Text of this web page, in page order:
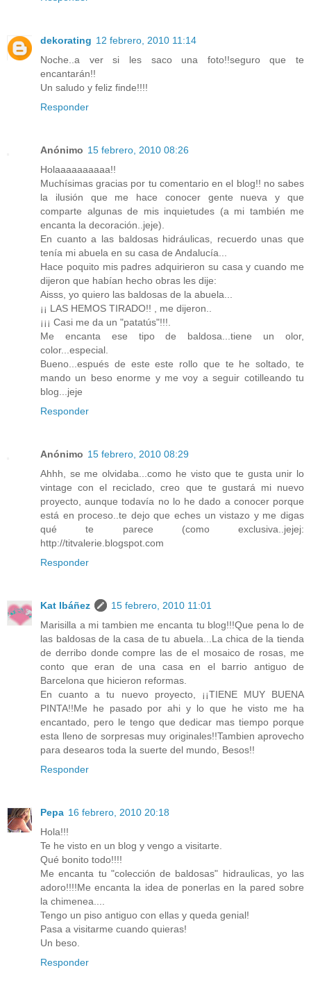
dekorating 12 febrero, 2010 11:14
Noche..a ver si les saco una foto!!seguro que te
encantarán!!
Un saludo y feliz finde!!!!
Responder
Anónimo 15 febrero, 2010 08:26
Holaaaaaaaaaa!!
Muchísimas gracias por tu comentario en el blog!! no sabes
la ilusión que me hace conocer gente nueva y que
comparte algunas de mis inquietudes (a mi también me
encanta la decoración..jeje).
En cuanto a las baldosas hidráulicas, recuerdo unas que
tenía mi abuela en su casa de Andalucía...
Hace poquito mis padres adquirieron su casa y cuando me
dijeron que habían hecho obras les dije:
Aisss, yo quiero las baldosas de la abuela...
¡¡ LAS HEMOS TIRADO!! , me dijeron..
¡¡¡ Casi me da un "patatús"!!!.
Me encanta ese tipo de baldosa...tiene un olor,
color...especial.
Bueno...espués de este este rollo que te he soltado, te
mando un beso enorme y me voy a seguir cotilleando tu
blog...jeje
Responder
Anónimo 15 febrero, 2010 08:29
Ahhh, se me olvidaba...como he visto que te gusta unir lo
vintage con el reciclado, creo que te gustará mi nuevo
proyecto, aunque todavía no lo he dado a conocer porque
está en proceso..te dejo que eches un vistazo y me digas
qué te parece (como exclusiva..jejej:
http://titvalerie.blogspot.com
Responder
Kat Ibáñez
15 febrero, 2010 11:01
Marisilla a mi tambien me encanta tu blog!!!Que pena lo de
las baldosas de la casa de tu abuela...La chica de la tienda
de derribo donde compre las de el mosaico de rosas, me
conto que eran de una casa en el barrio antiguo de
Barcelona que hicieron reformas.
En cuanto a tu nuevo proyecto, ¡¡TIENE MUY BUENA
PINTA!!Me he pasado por ahi y lo que he visto me ha
encantado, pero le tengo que dedicar mas tiempo porque
esta lleno de sorpresas muy originales!!Tambien aprovecho
para desearos toda la suerte del mundo, Besos!!
Responder
Pepa 16 febrero, 2010 20:18
Hola!!!
Te he visto en un blog y vengo a visitarte.
Qué bonito todo!!!!
Me encanta tu "colección de baldosas" hidraulicas, yo las
adoro!!!!Me encanta la idea de ponerlas en la pared sobre
la chimenea....
Tengo un piso antiguo con ellas y queda genial!
Pasa a visitarme cuando quieras!
Un beso.
Responder